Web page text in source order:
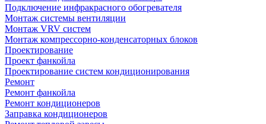
Подключение инфракрасного обогревателя
Монтаж системы вентиляции
Монтаж VRV систем
Монтаж компрессорно-конденсаторных блоков
Проектирование
Проект фанкойла
Проектирование систем кондиционирования
Ремонт
Ремонт фанкойла
Ремонт кондиционеров
Заправка кондиционеров